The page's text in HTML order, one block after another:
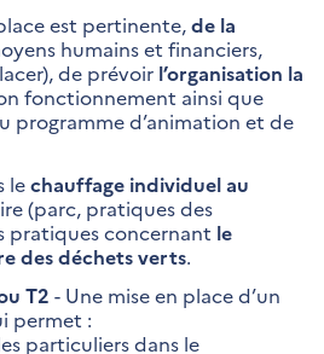
est pertinente,de la
humains et financiers,
de prévoir l’organisation la
fonctionnement ainsi que
programme d’animation et de
lechauffage individuel au
(parc, pratiques des
pratiques concernant le
des déchets verts.
T2 - Une mise en place d’un
permet :
particuliers dans le